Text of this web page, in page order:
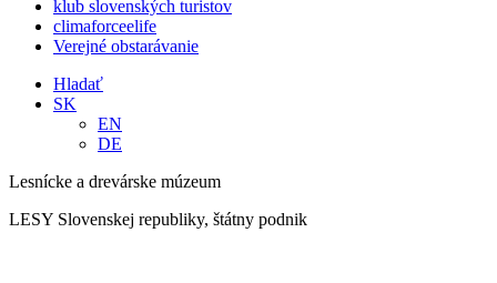
klub slovenských turistov
climaforceelife
Verejné obstarávanie
Hladať
SK
EN
DE
Lesnícke a drevárske múzeum
LESY Slovenskej republiky, štátny podnik